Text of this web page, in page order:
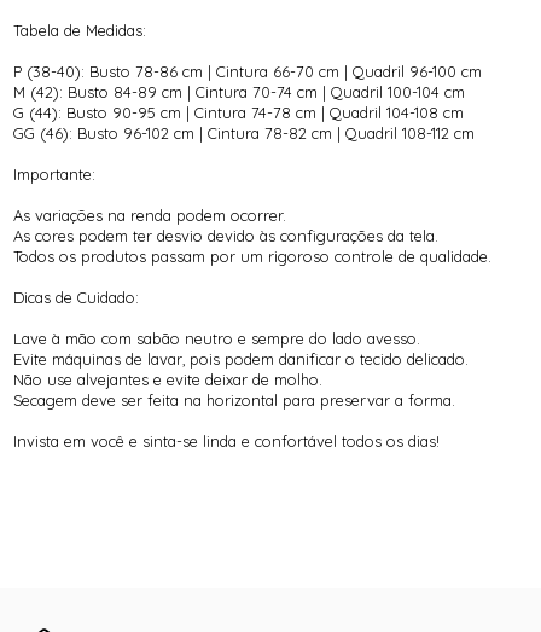
Tabela de Medidas:
P (38-40): Busto 78-86 cm | Cintura 66-70 cm | Quadril 96-100 cm
M (42): Busto 84-89 cm | Cintura 70-74 cm | Quadril 100-104 cm
G (44): Busto 90-95 cm | Cintura 74-78 cm | Quadril 104-108 cm
GG (46): Busto 96-102 cm | Cintura 78-82 cm | Quadril 108-112 cm
Importante:
As variações na renda podem ocorrer.
As cores podem ter desvio devido às configurações da tela.
Todos os produtos passam por um rigoroso controle de qualidade.
Dicas de Cuidado:
Lave à mão com sabão neutro e sempre do lado avesso.
Evite máquinas de lavar, pois podem danificar o tecido delicado.
Não use alvejantes e evite deixar de molho.
Secagem deve ser feita na horizontal para preservar a forma.
Invista em você e sinta-se linda e confortável todos os dias!